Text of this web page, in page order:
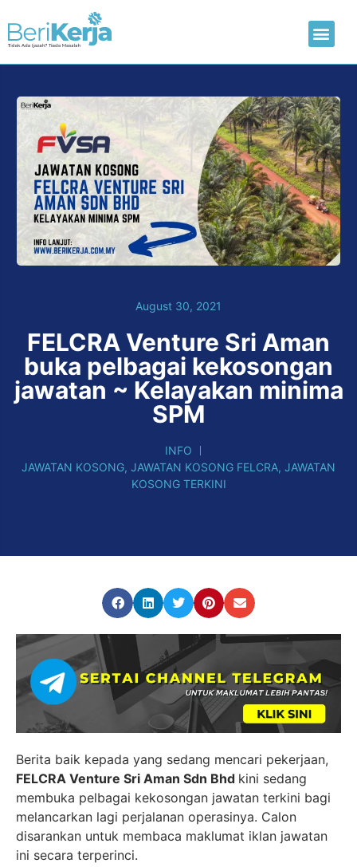
August 30, 2021
FELCRA Venture Sri Aman
buka pelbagai kekosongan
jawatan ~ Kelayakan minima
SPM
INFO
JAWATAN KOSONG, JAWATAN KOSONG FELCRA, JAWATAN
KOSONG TERKINI
Berita baik kepada yang sedang mencari pekerjaan,
FELCRA Venture Sri Aman Sdn Bhd kini sedang
membuka pelbagai kekosongan jawatan terkini bagi
melancarkan lagi perjalanan operasinya. Calon
disarankan untuk membaca maklumat iklan jawatan
ini secara terperinci.